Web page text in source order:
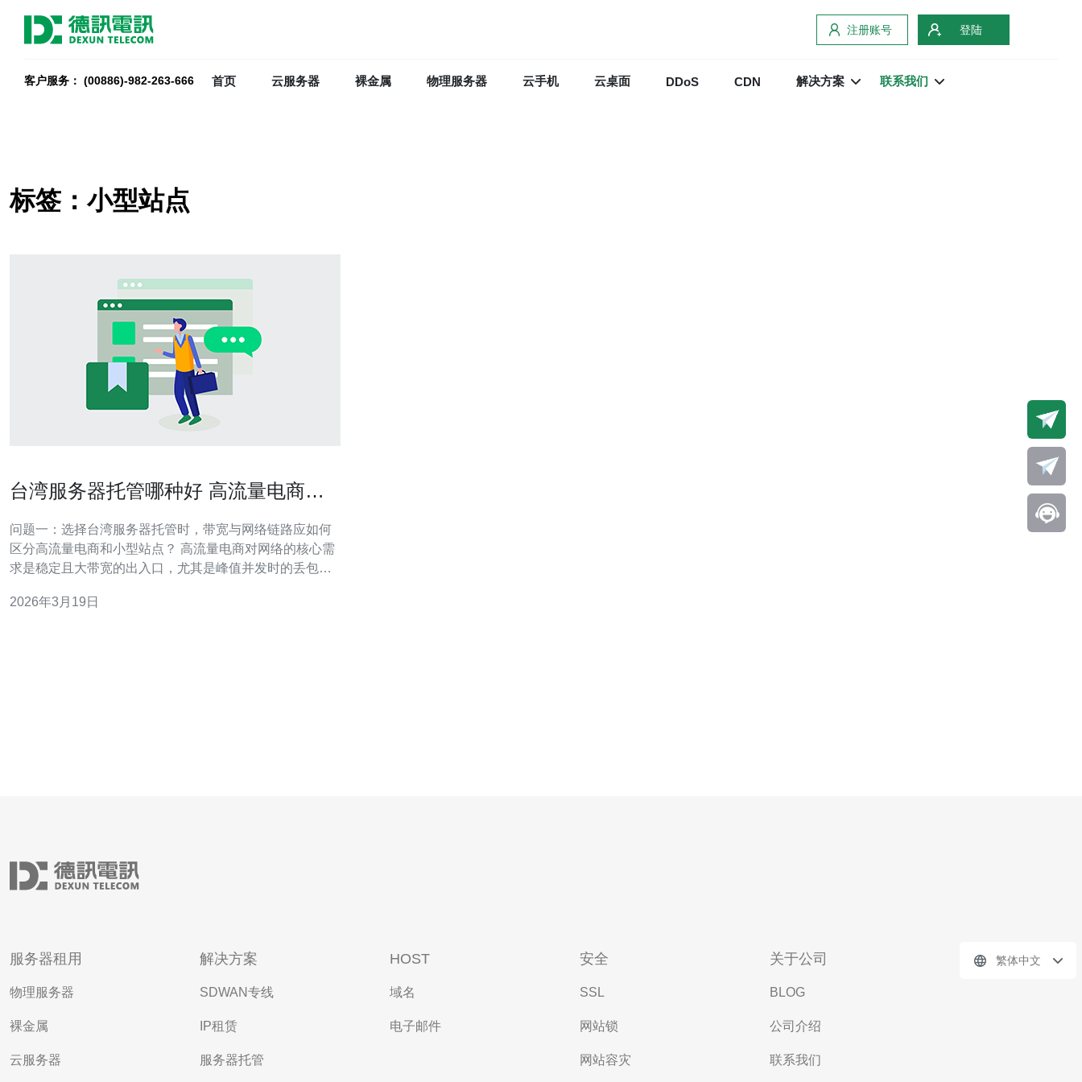
注册账号 登陆
客户服务： (00886)-982-263-666 首页 云服务器 裸金属 物理服务器 云手机 云桌面 DDoS CDN 解决方案 联系我们
标签：小型站点
台湾服务器托管哪种好 高流量电商与
问题一：选择台湾服务器托管时，带宽与网络链路应如何
区分高流量电商和小型站点？ 高流量电商对网络的核心需
求是稳定且大带宽的出入口，尤其是峰值并发时的丢包率
络、可按需扩容的专用带宽或弹性公网带宽的托管方案，
2026年3月19日
服务器租用
物理服务器
裸金属
云服务器
解决方案
SDWAN专线
IP租赁
服务器托管
HOST
域名
电子邮件
安全
SSL
网站锁
网站容灾
关于公司
BLOG
公司介绍
联系我们
繁体中文